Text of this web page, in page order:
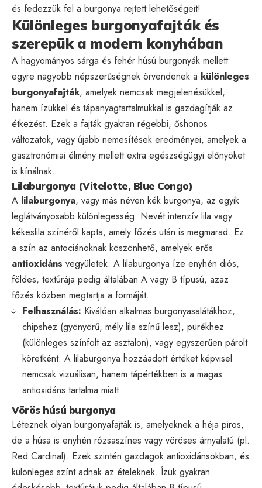
és fedezzük fel a burgonya rejtett lehetőségeit!
Különleges burgonyafajták és
szerepük a modern konyhában
A hagyományos sárga és fehér húsú burgonyák mellett
egyre nagyobb népszerűségnek örvendenek a különleges
burgonyafajták, amelyek nemcsak megjelenésükkel,
hanem ízükkel és tápanyagtartalmukkal is gazdagítják az
étkezést. Ezek a fajták gyakran régebbi, őshonos
változatok, vagy újabb nemesítések eredményei, amelyek a
gasztronómiai élmény mellett extra egészségügyi előnyöket
is kínálnak.
Lilaburgonya (Vitelotte, Blue Congo)
A lilaburgonya, vagy más néven kék burgonya, az egyik
leglátványosabb különlegesség. Nevét intenzív lila vagy
kékeslila színéről kapta, amely főzés után is megmarad. Ez
a szín az antociánoknak köszönhető, amelyek erős
antioxidáns vegyületek. A lilaburgonya íze enyhén diós,
földes, textúrája pedig általában A vagy B típusú, azaz
főzés közben megtartja a formáját.
Felhasználás: Kiválóan alkalmas burgonyasalátákhoz,
chipshez (gyönyörű, mély lila színű lesz), pürékhez
(különleges színfolt az asztalon), vagy egyszerűen párolt
köretként. A lilaburgonya hozzáadott értéket képvisel
nemcsak vizuálisan, hanem tápértékben is a magas
antioxidáns tartalma miatt.
Vörös húsú burgonya
Léteznek olyan burgonyafajták is, amelyeknek a héja piros,
de a húsa is enyhén rózsaszínes vagy vöröses árnyalatú (pl.
Red Cardinal). Ezek szintén gazdagok antioxidánsokban, és
különleges színt adnak az ételeknek. Ízük gyakran